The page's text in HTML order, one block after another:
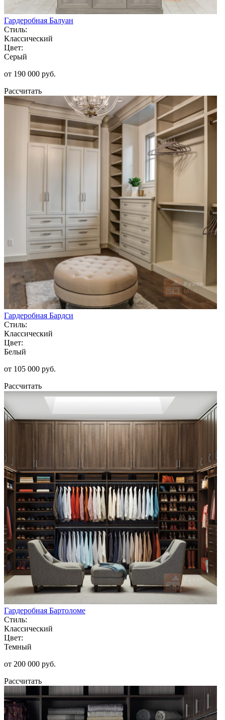
Гардеробная Балуан
Стиль:
Классический
Цвет:
Серый
от 190 000 руб.
Рассчитать
Гардеробная Бардси
Стиль:
Классический
Цвет:
Белый
от 105 000 руб.
Рассчитать
Гардеробная Бартоломе
Стиль:
Классический
Цвет:
Темный
от 200 000 руб.
Рассчитать